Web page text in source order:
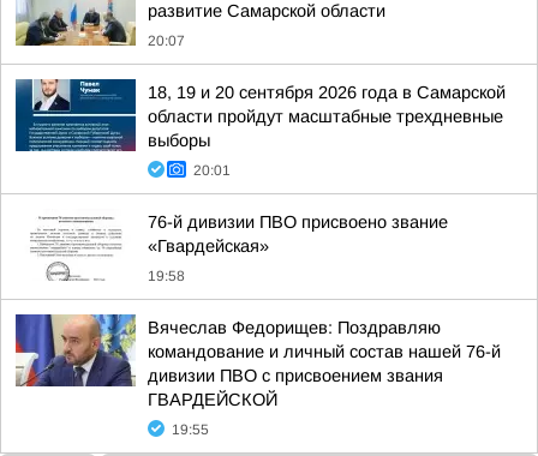
развитие Самарской области
20:07
18, 19 и 20 сентября 2026 года в Самарской
области пройдут масштабные трехдневные
выборы
20:01
76-й дивизии ПВО присвоено звание
«Гвардейская»
19:58
Вячеслав Федорищев: Поздравляю
командование и личный состав нашей 76-й
дивизии ПВО с присвоением звания
ГВАРДЕЙСКОЙ
19:55